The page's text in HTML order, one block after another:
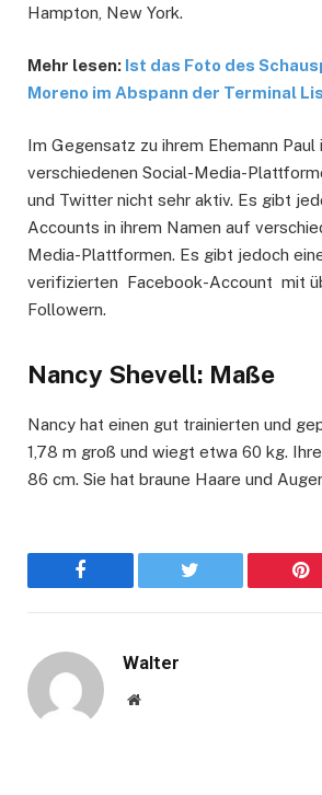
Hampton, New York.
Mehr lesen: Ist das Foto des
Moreno im Abspann der Terminal
Im Gegensatz zu ihrem Ehemann Paul
verschiedenen Social-Media-
und Twitter nicht sehr aktiv. Es gibt
Accounts in ihrem Namen auf
Media-Plattformen. Es gibt jedoch
verifizierten Facebook-Account mit
Followern.
Nancy Shevell: Maße
Nancy hat einen gut trainierten und
1,78 m groß und wiegt etwa 60 kg.
86 cm. Sie hat braune Haare und
Facebook Twitter
Walter
Website